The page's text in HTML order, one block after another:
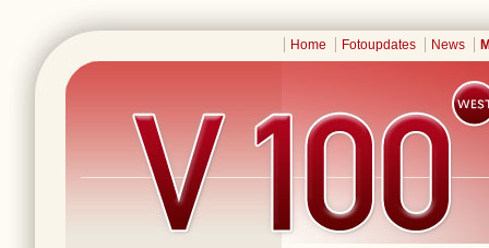
Home Fotoupdates News